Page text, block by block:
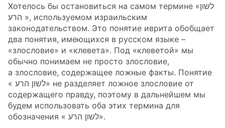
Хотелось бы остановиться на самом термине «לשון
הרע », используемом израильским
законодательством. Это понятие иврита обобщает
два понятия, имеющихся в русском языке –
«злословие» и «клевета». Под «клеветой» мы
обычно понимаем не просто злословие,
а злословие, содержащее ложные факты. Понятие
« לשון הרע» не разделяет ложное злословие от
содержащего правду, поэтому в дальнейшем мы
будем использовать оба этих термина для
обозначения « לשון הרע».